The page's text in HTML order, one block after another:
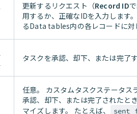
更新するリクエスト（Record ID
用するか、正確なIDを入力しま
るData tables内の各レコードに対
タスクを承認、却下、または完了
任意。 カスタムタスクステータス
承認、却下、または完了されたと
マイズします。 たとえば、
sent